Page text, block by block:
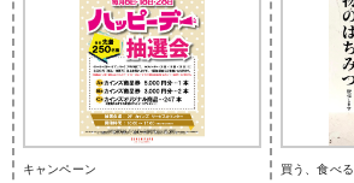
キャンペーン 買う、食べる